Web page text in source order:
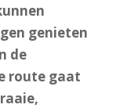
genieten
de
route gaat